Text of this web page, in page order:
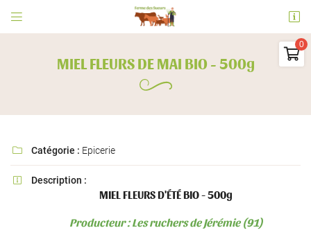
 
06 73 09 31 63

Il n'y a aucun produit dans votre panier
MIEL FLEURS DE MAI BIO - 500g
 Catégorie : Epicerie
 Description :
MIEL FLEURS D'ÉTÉ BIO - 500g
Producteur : Les ruchers de Jérémie (91)